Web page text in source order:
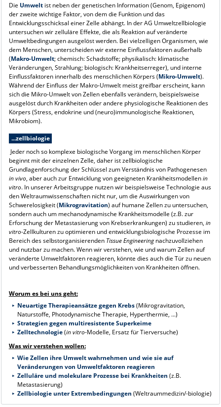
Die Umweltist neben der genetischen Information (Genom, Epigenom)
der zweite wichtige Faktor, von dem die Funktion und das
Entwicklungsschicksal einer Zelle abhängt. In der AG Umweltzellbiologie
untersuchen wir zelluläre Effekte, die als Reaktion auf veränderte
Umweltbedingungen ausgelöst werden. Bei vielzelligen Organismen, wie
dem Menschen, unterscheiden wir externe Einflussfaktoren außerhalb
(Makro-Umwelt; chemisch: Schadstoffe; physikalisch: klimatische
Veränderungen, Strahlung; biologisch: Krankheitserreger), und interne
Einflussfaktoren innerhalb des menschlichen Körpers (Mikro-Umwelt).
Während der Einfluss der Makro-Umwelt meist greifbar erscheint, kann
sich die Mikro-Umwelt von Zellen ebenfalls verändern, beispielsweise
ausgelöst durch Krankheiten oder andere physiologische Reaktionen des
Körpers (Stress, endokrine und (neuro)immunologische Reaktionen,
Mikrobiom).
...zellbiologie
Jeder noch so komplexe biologische Vorgang im menschlichen Körper
beginnt mit der einzelnen Zelle, daher ist zellbiologische
Grundlagenforschung der Schlüssel zum Verständnis von Pathogenesen
in vivo, aber auch zur Entwicklung von geeigneten Krankheitsmodellenin
vitro. In unserer Arbeitsgruppe nutzen wir beispielsweise Technologie aus
den Weltraumwissenschaften nicht nur, um die Auswirkungen von
Schwerelosigkeit (Mikrogravitation) auf humane Zellen zu untersuchen,
sondern auch um mechanodynamische Krankheitsmodelle (z.B. zur
Erforschung der Metastasierung von Krebserkrankungen) zu studieren, in
vitro-Zellkulturen zu optimieren und entwicklungsbiologische Prozesse im
Bereich des selbstorganisierenden Tissue Engineeringnachzuvollziehen
und nutzbar zu machen. Wenn wir verstehen, wie und warum Zellen auf
veränderte Umweltfaktoren reagieren, könnte dies auch die Tür zu neuen
und verbesserten Behandlungsmöglichkeiten von Krankheiten öffnen.
Worum es bei uns geht:
Neuartige Therapieansätze gegen Krebs(Mikrogravitation,
Naturstoffe, Photodynamische Therapie, Hyperthermie, ...)
Strategien gegen multiresistente Superkeime
Zelltechnologie(in vitro-Modelle, Ersatz für Tierversuche)
Was wir verstehen wollen:
Wie Zellen ihre Umwelt wahrnehmen und wie sie auf
Veränderungen von Umweltfaktoren reagieren
Zelluläre und molekulare Prozesse bei Krankheiten (z.B.
Metastasierung)
Zellbiologie unter Extrembedingungen (Weltraummedizin/-biologie)